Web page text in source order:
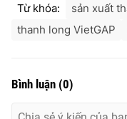
Từ khóa:
sản xuất
thanh long VietGAP
Bình luận (0)